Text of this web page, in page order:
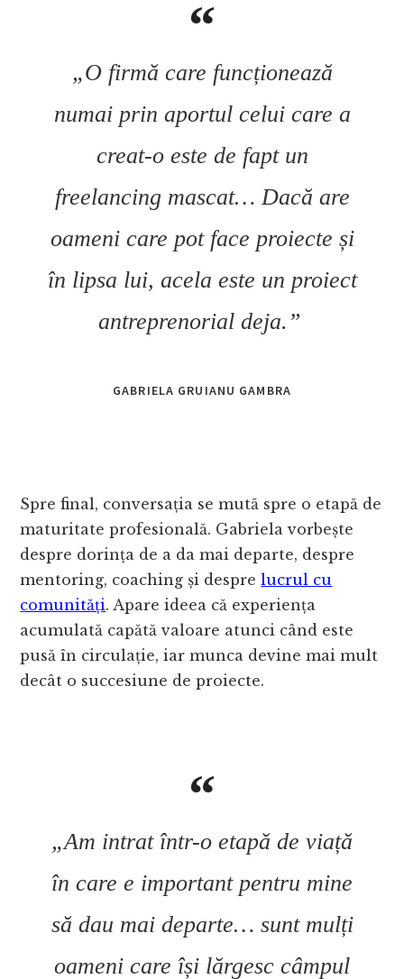
„O firmă care funcționează
numai prin aportul celui care a
creat-o este de fapt un
freelancing mascat… Dacă are
oameni care pot face proiecte și
în lipsa lui, acela este un proiect
antreprenorial deja.”
GABRIELA GRUIANU GAMBRA
Spre final, conversația se mută spre o etapă de
maturitate profesională. Gabriela vorbește
despre dorința de a da mai departe, despre
mentoring, coaching și desprelucrul cu
comunități. Apare ideea că experiența
acumulată capătă valoare atunci când este
pusă în circulație, iar munca devine mai mult
decât o succesiune de proiecte.
„Am intrat într-o etapă de viață
în care e important pentru mine
să dau mai departe… sunt mulți
oameni care își lărgesc câmpul